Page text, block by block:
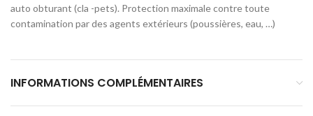
auto obturant (cla -pets). Protection maximale contre toute
contamination par des agents extérieurs (poussières, eau, …)
INFORMATIONS COMPLÉMENTAIRES